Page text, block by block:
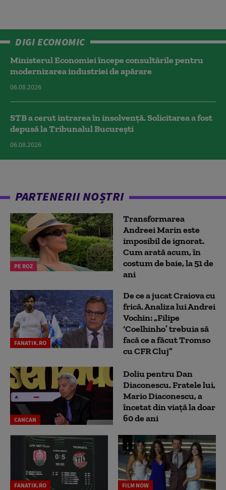
DIGI ECONOMIC
Ministerul Economiei începe consultările pentru
modernizarea industriei de apărare
06.08.2026
STB a cerut intrarea în insolvență. Solicitarea a fost
depusă la Tribunalul București
06.08.2026
PARTENERII NOȘTRI
PE ROZ
Transformarea
Andreei Marin este
imposibil de ignorat.
Cum arată acum, în
costum de baie, la 51 de
ani
FANATIK.RO
De ce a jucat Craiova cu
frică. Analiza lui Andrei
Vochin: „Filipe
‘Coelhinho’ trebuia să
facă ce a făcut Tromso
cu CFR Cluj”
CANCAN
Doliu pentru Dan
Diaconescu. Fratele lui,
Mario Diaconescu, a
încetat din viață la doar
60 de ani
FANATIK.RO FILM NOW